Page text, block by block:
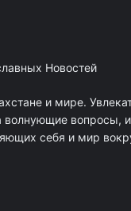
Новостей
и мире.
вопросы,
себя и мир